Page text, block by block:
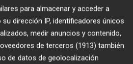
para almacenar y acceder a
dirección IP, identificadores únicos
medir anuncios y contenido,
de terceros (1913) también
de datos de geolocalización